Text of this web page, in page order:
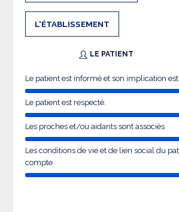
L'ÉTABLISSEMENT
LE PATIENT
Le patient est informé et son implication
Le patient est respecté.
Les proches et/ou aidants sont associés
Les conditions de vie et de lien social du
compte